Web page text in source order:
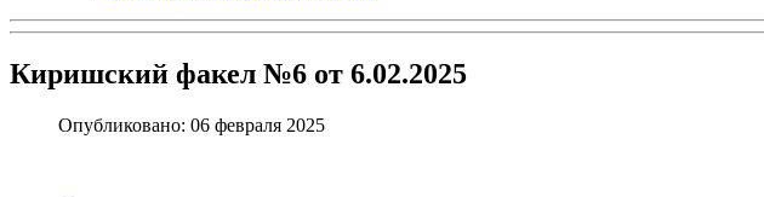
Киришский факел №6 от 6.02.2025
Опубликовано: 06 февраля 2025